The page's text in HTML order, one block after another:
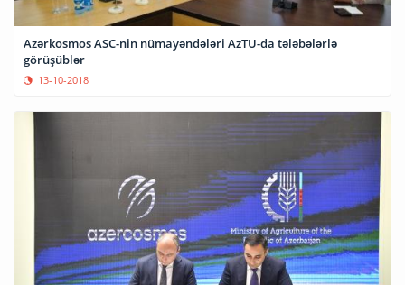
Azərkosmos ASC-nin nümayəndələri AzTU-da tələbələrlə
görüşüblər
13-10-2018